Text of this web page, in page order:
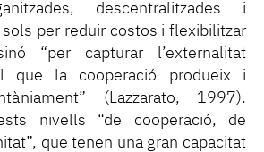
descentralitzades i
per reduir costos i flexibilitzar
“per capturar l’externalitat
que la cooperació produeix i
(Lazzarato, 1997).
nivells “de cooperació, de
que tenen una gran capacitat